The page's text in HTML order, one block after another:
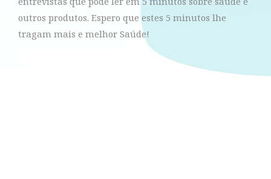
outros produtos. Espero que estes 5 minutos lhe
tragam mais e melhor Saúde!